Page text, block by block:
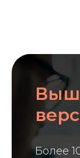
Более